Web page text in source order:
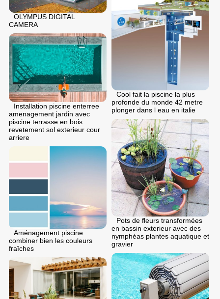
OLYMPUS DIGITAL
CAMERA
Cool fait la piscine la plus
profonde du monde 42 metre
plonger dans l eau en italie
Installation piscine enterree
amenagement jardin avec
piscine terrasse en bois
revetement sol exterieur cour
arriere
Pots de fleurs transformées
en bassin exterieur avec des
nymphéas plantes aquatique et
gravier
Aménagement piscine
combiner bien les couleurs
fraîches